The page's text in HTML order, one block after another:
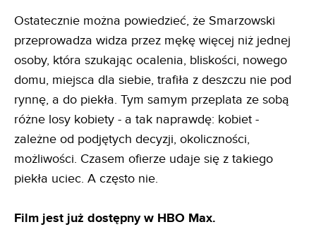
Ostatecznie można powiedzieć, że Smarzowski
przeprowadza widza przez mękę więcej niż jednej
osoby, która szukając ocalenia, bliskości, nowego
domu, miejsca dla siebie, trafiła z deszczu nie pod
rynnę, a do piekła. Tym samym przeplata ze sobą
różne losy kobiety - a tak naprawdę: kobiet -
zależne od podjętych decyzji, okoliczności,
możliwości. Czasem ofierze udaje się z takiego
piekła uciec. A często nie.
Film jest już dostępny w HBO Max.